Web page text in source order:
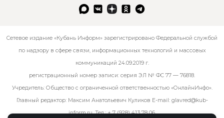
Сетевое издание «Кубань Информ» зарегистрировано Федеральной службой
по надзору в сфере связи, информационных технологий и массовых
коммуникаций 24.09.2019 г.
регистрационный номер записи: серия ЭЛ № ФС 77 — 76818.
Учредитель: Общество с ограниченной ответственностью «ОнлайнИнфо».
Главный редактор: Максим Анатольевич Куликов E-mail: glavred@kub-
inform.ru. Тел.:+ 7 (928) 413 78 06.